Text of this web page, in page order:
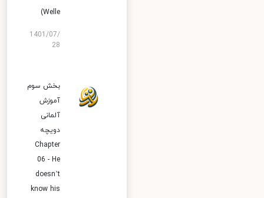
Welle)
1401/07/
28
بخش سوم
آموزش
آلمانی
دویچه
Chapter
06 - He
doesn’t
know his